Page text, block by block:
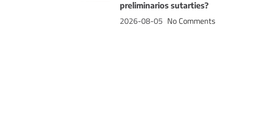
preliminarios sutarties?
2026-08-05 No Comments